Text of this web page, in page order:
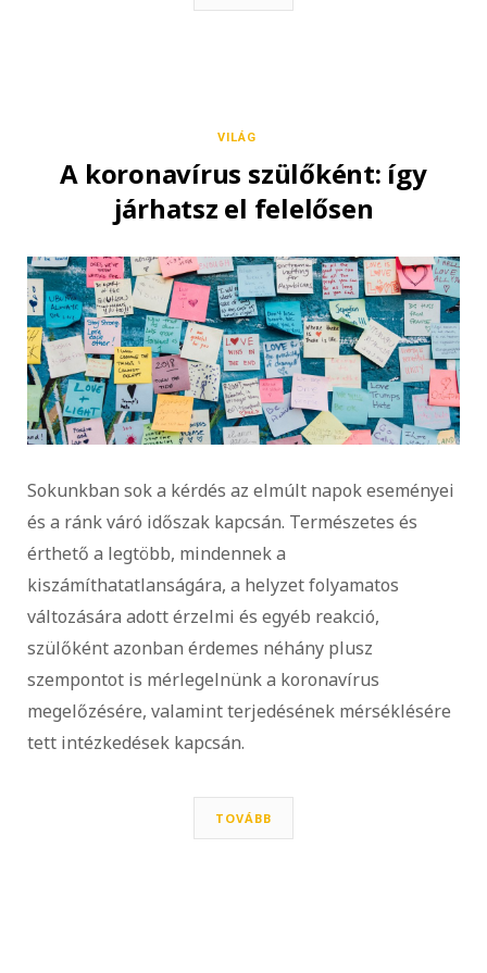
VILÁG
A koronavírus szülőként: így
járhatsz el felelősen
Sokunkban sok a kérdés az elmúlt napok eseményei
és a ránk váró időszak kapcsán. Természetes és
érthető a legtöbb, mindennek a
kiszámíthatatlanságára, a helyzet folyamatos
változására adott érzelmi és egyéb reakció,
szülőként azonban érdemes néhány plusz
szempontot is mérlegelnünk a koronavírus
megelőzésére, valamint terjedésének mérséklésére
tett intézkedések kapcsán.
TOVÁBB